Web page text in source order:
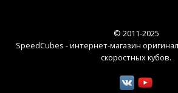
© 2011-2025
SpeedCubes - интернет-магазин
скоростных кубов.